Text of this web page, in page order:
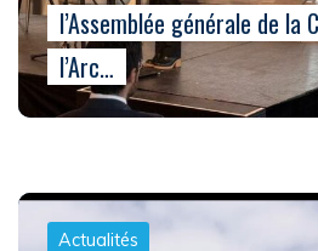
l’Assemblée générale de la
l’Arc…
Actualités